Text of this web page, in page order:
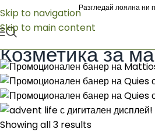
Skip to navigation
Skip to main content
Разгледай лоялна ни
Начало/КОЗМЕТИКА/Козметика за мам и
Козметика за
Showing all 3 results